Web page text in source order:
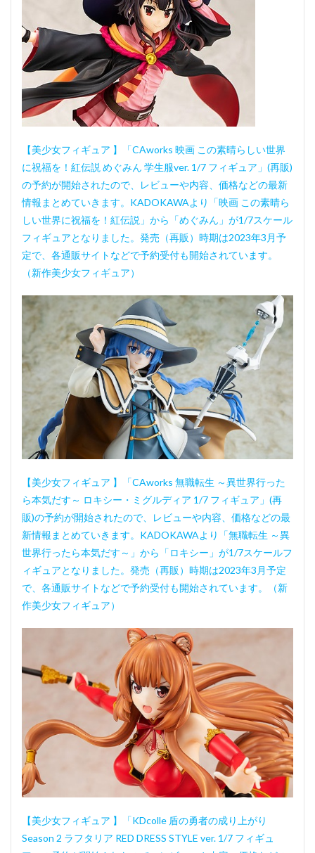
【美少女フィギュア 】「CAworks 映画 この素晴らしい世界
に祝福を！紅伝説 めぐみん 学生服ver. 1/7 フィギュア」(再販)
の予約が開始されたので、レビューや内容、価格などの最新
情報まとめていきます。KADOKAWAより「映画 この素晴ら
しい世界に祝福を！紅伝説」から「めぐみん」が1/7スケール
フィギュアとなりました。発売（再販）時期は2023年3月予
定で、各通販サイトなどで予約受付も開始されています。
（新作美少女フィギュア）
【美少女フィギュア 】「CAworks 無職転生 ～異世界行った
ら本気だす～ ロキシー・ミグルディア 1/7 フィギュア」(再
販)の予約が開始されたので、レビューや内容、価格などの最
新情報まとめていきます。KADOKAWAより「無職転生 ～異
世界行ったら本気だす～」から「ロキシー」が1/7スケールフ
ィギュアとなりました。発売（再販）時期は2023年3月予定
で、各通販サイトなどで予約受付も開始されています。（新
作美少女フィギュア）
【美少女フィギュア 】「KDcolle 盾の勇者の成り上がり
Season 2 ラフタリア RED DRESS STYLE ver. 1/7 フィギュ